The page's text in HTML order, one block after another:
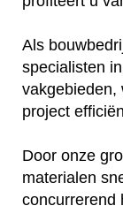
Als
specialisten
vakgebieden,
project
Door onze
materialen
concurrerend